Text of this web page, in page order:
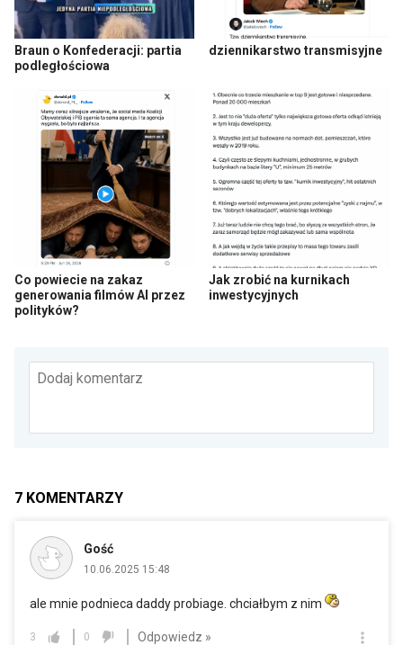
Braun o Konfederacji: partia
podległościowa
dziennikarstwo transmisyjne
Co powiecie na zakaz
generowania filmów AI przez
polityków?
Jak zrobić na kurnikach
inwestycyjnych
Dodaj komentarz
7 KOMENTARZY
Gość
10.06.2025 15:48
ale mnie podnieca daddy probiage. chciałbym z nim
3 0 Odpowiedz »